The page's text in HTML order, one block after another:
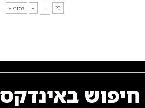
20
...
» לסוף »
חיפוש באינדקס